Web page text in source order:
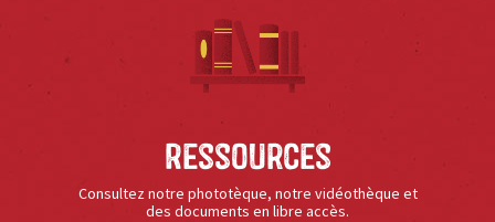
Ressources
Consultez notre phototèque, notre vidéothèque et
des documents en libre accès.